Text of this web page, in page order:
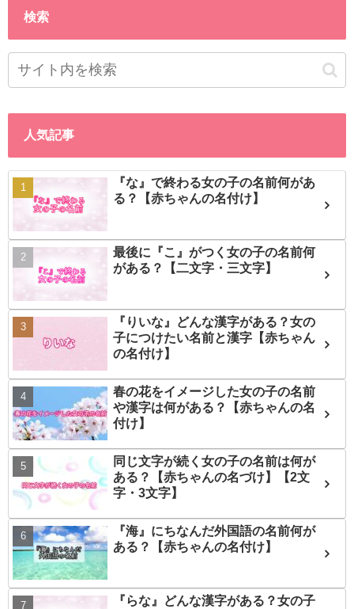
検索
人気記事
『な』で終わる女の子の名前何があ
る？【赤ちゃんの名付け】
最後に『こ』がつく女の子の名前何
がある？【二文字・三文字】
『りいな』どんな漢字がある？女の
子につけたい名前と漢字【赤ちゃん
の名付け】
春の花をイメージした女の子の名前
や漢字は何がある？【赤ちゃんの名
付け】
同じ文字が続く女の子の名前は何が
ある？【赤ちゃんの名づけ】【2文
字・3文字】
『海』にちなんだ外国語の名前何が
ある？【赤ちゃんの名付け】
『らな』どんな漢字がある？女の子